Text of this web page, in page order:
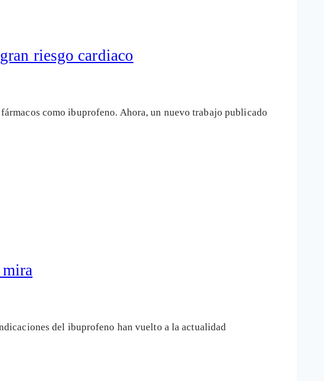
riesgo cardiaco
como ibuprofeno. Ahora, un nuevo trabajo publicado
del ibuprofeno han vuelto a la actualidad